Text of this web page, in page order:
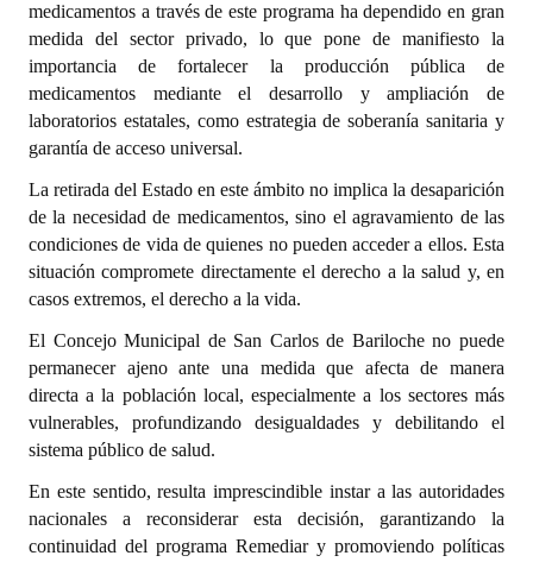
INSTITUCIONAL
Antiguos Pobladores
Noticias Destacadas
Registros y Distinciones
Datos Históricos
Premio al Mérito - Registro
Audiencias Públicas - Registro
Mujeres que Dejaron Huellas - Registro
Periodistas Decanos - Registro
Banca del Vecino - Registro
medicamentos a través de este programa ha dependido en gran
medida del sector privado, lo que pone de manifiesto la
importancia de fortalecer la producción pública de
medicamentos mediante el desarrollo y ampliación de
laboratorios estatales, como estrategia de soberanía sanitaria y
garantía de acceso universal.
La retirada del Estado en este ámbito no implica la desaparición
de la necesidad de medicamentos, sino el agravamiento de las
condiciones de vida de quienes no pueden acceder a ellos. Esta
situación compromete directamente el derecho a la salud y, en
casos extremos, el derecho a la vida.
El Concejo Municipal de San Carlos de Bariloche no puede
permanecer ajeno ante una medida que afecta de manera
directa a la población local, especialmente a los sectores más
vulnerables, profundizando desigualdades y debilitando el
sistema público de salud.
En este sentido, resulta imprescindible instar a las autoridades
nacionales a reconsiderar esta decisión, garantizando la
continuidad del programa Remediar y promoviendo políticas